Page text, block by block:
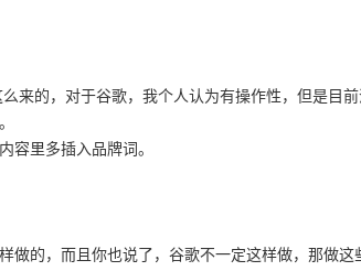
来的，对于谷歌，我个人认为有操作性，但是目前
容里多插入品牌词。
的，而且你也说了，谷歌不一定这样做，那做这